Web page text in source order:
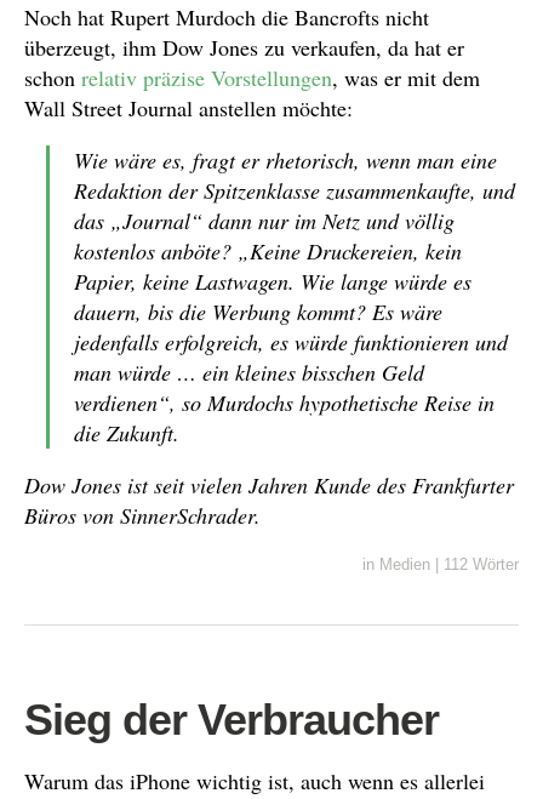
Noch hat Rupert Murdoch die Bancrofts nicht
überzeugt, ihm Dow Jones zu verkaufen, da hat er
schon relativ präzise Vorstellungen, was er mit dem
Wall Street Journal anstellen möchte:
Wie wäre es, fragt er rhetorisch, wenn man eine
Redaktion der Spitzenklasse zusammenkaufte, und
das „Journal“ dann nur im Netz und völlig
kostenlos anböte? „Keine Druckereien, kein
Papier, keine Lastwagen. Wie lange würde es
dauern, bis die Werbung kommt? Es wäre
jedenfalls erfolgreich, es würde funktionieren und
man würde … ein kleines bisschen Geld
verdienen“, so Murdochs hypothetische Reise in
die Zukunft.
Dow Jones ist seit vielen Jahren Kunde des Frankfurter
Büros von SinnerSchrader.
in Medien | 112 Wörter
Sieg der Verbraucher
Warum das iPhone wichtig ist, auch wenn es allerlei